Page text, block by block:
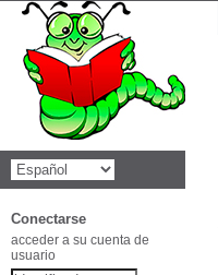
Conectarse
acceder a su cuenta de
usuario